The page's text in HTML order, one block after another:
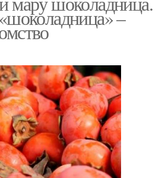
–